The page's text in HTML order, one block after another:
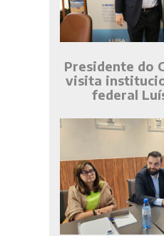
Presidente do
visita
federal